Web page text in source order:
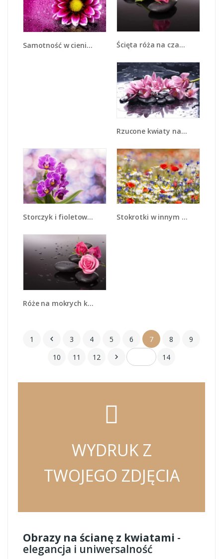
Samotność w cieniu gerbera - K203 Ścięta róża na czarnej tafli - K832
Rzucone kwiaty na wodę - K997
Storczyk i fioletowe tło - K863 Stokrotki w innym towarzystwie - K895
Róże na mokrych kamieniach - K822
1  3 4 5 6 7 8
9
10
11 12  14
WYDRUK Z
TWOJEGO ZDJĘCIA
Obrazy na ścianę z kwiatami -
elegancja i uniwersalność